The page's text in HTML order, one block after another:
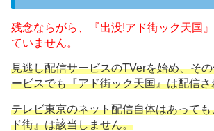
残念ならがら、『出没!アド街ック天国
ていません。
見逃し配信サービスのTVerを始め、そ
ービスでも『アド街ック天国』は配信
テレビ東京のネット配信自体はあって
ド街』は該当しません。